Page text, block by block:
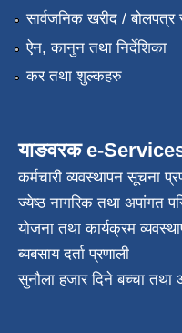
सार्वजनिक खरीद / बोलपत्र
ऐन, कानुन तथा निर्देशिका
कर तथा शुल्कहरु
याङवरक e-
कर्मचारी व्यवस्थापन सूचना
ज्येष्ठ नागरिक तथा अपांगत
योजना तथा कार्यक्रम
ब्यबसाय दर्ता प्रणाली
सुनौला हजार दिने बच्चा तथा